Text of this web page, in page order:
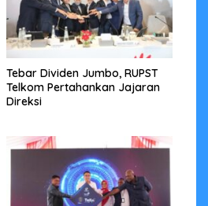
Tebar Dividen Jumbo, RUPST
Telkom Pertahankan Jajaran
Direksi